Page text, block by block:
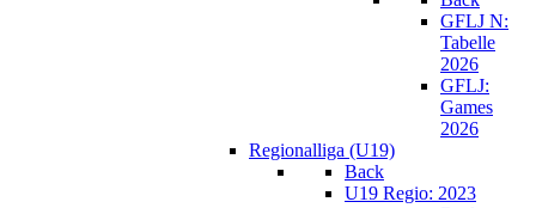
GFLJ N:
Tabelle
2026
GFLJ:
Games
2026
Regionalliga (U19)
Back
U19 Regio: 2023